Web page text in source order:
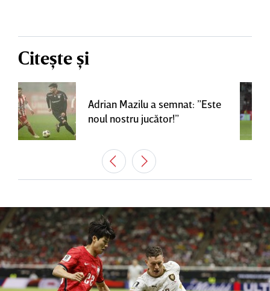
Citește și
Adrian Mazilu a semnat: ”Este
noul nostru jucător!”